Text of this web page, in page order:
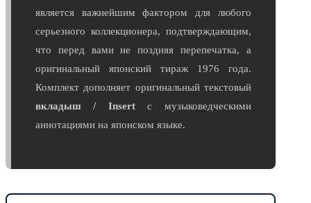
является важнейшим фактором для любого
серьезного коллекционера, подтверждающим,
что перед вами не поздняя перепечатка, а
оригинальный японский тираж 1976 года.
Комплект дополняет оригинальный текстовый
вкладыш / Insertс музыковедческими
аннотациями на японском языке.